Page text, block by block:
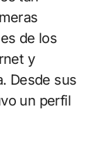
de los
y
Desde sus
un perfil